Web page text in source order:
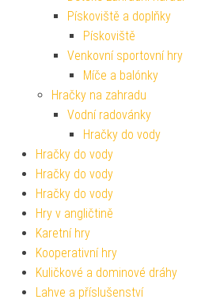
Pískoviště a doplňky
Pískoviště
Venkovní sportovní hry
Míče a balónky
Hračky na zahradu
Vodní radovánky
Hračky do vody
Hračky do vody
Hračky do vody
Hračky do vody
Hry v angličtině
Karetní hry
Kooperativní hry
Kuličkové a dominové dráhy
Lahve a příslušenství